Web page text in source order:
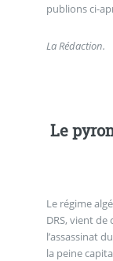
publions ci-
La Rédaction.
Le
Le régime
DRS, vient
l’assassinat
la peine